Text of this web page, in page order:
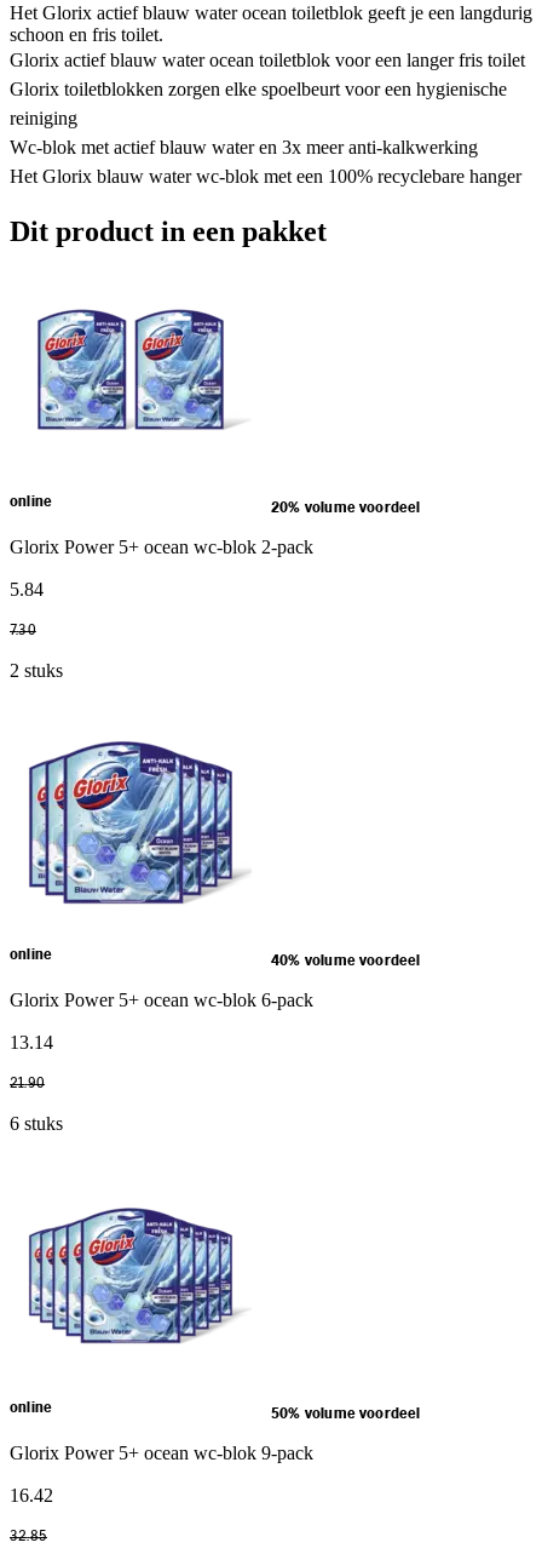
Het Glorix actief blauw water ocean toiletblok geeft je een langdurig
schoon en fris toilet.
Glorix actief blauw water ocean toiletblok voor een langer fris toilet
Glorix toiletblokken zorgen elke spoelbeurt voor een hygienische
reiniging
Wc-blok met actief blauw water en 3x meer anti-kalkwerking
Het Glorix blauw water wc-blok met een 100% recyclebare hanger
Dit product in een pakket
online 20% volume voordeel
Glorix Power 5+ ocean wc-blok 2-pack
5.84
7.30
2 stuks
online 40% volume voordeel
Glorix Power 5+ ocean wc-blok 6-pack
13.14
21.90
6 stuks
online 50% volume voordeel
Glorix Power 5+ ocean wc-blok 9-pack
16.42
32.85